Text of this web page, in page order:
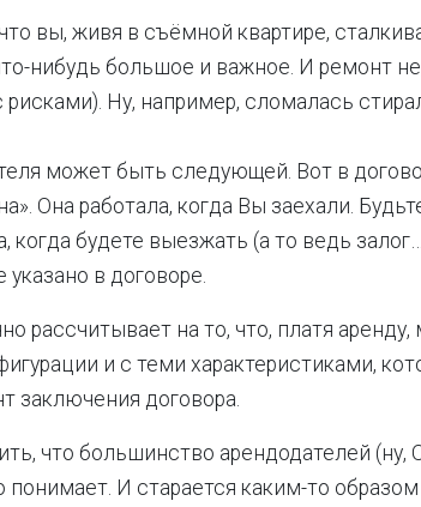
вы, живя в съёмной квартире,
нибудь большое и важное. И ремонт
рисками). Ну, например, сломалась
может быть следующей. Вот в
Она работала, когда Вы заехали.
когда будете выезжать (а то ведь
в договоре.
рассчитывает на то, что, платя
и с теми характеристиками,
заключения договора.
что большинство арендодателей (ну,
понимает. И старается каким-то образом